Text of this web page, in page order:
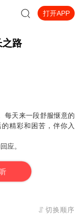
打开APP
之路
每天来一段舒服惬意的
精彩和困苦，伴你入
应。
切换顺序